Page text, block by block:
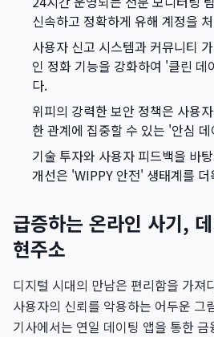
신속하고 정확하게 유해 계정을
사용자 신고 시스템과 커뮤니티
인 정화 기능을 강화하여 '클린 데
다.
위피의 강력한 보안 정책은 사용
한 관계에 집중할 수 있는 '안심
기술 투자와 사용자 피드백을 바
개선은 'WIPPY 안전' 생태계를
급증하는 온라인 사기,
현주소
디지털 시대의 만남은 편리함을 가져
사용자의 신뢰를 악용하는 어두운 그
기사에서는 연일 데이팅 앱을 통한